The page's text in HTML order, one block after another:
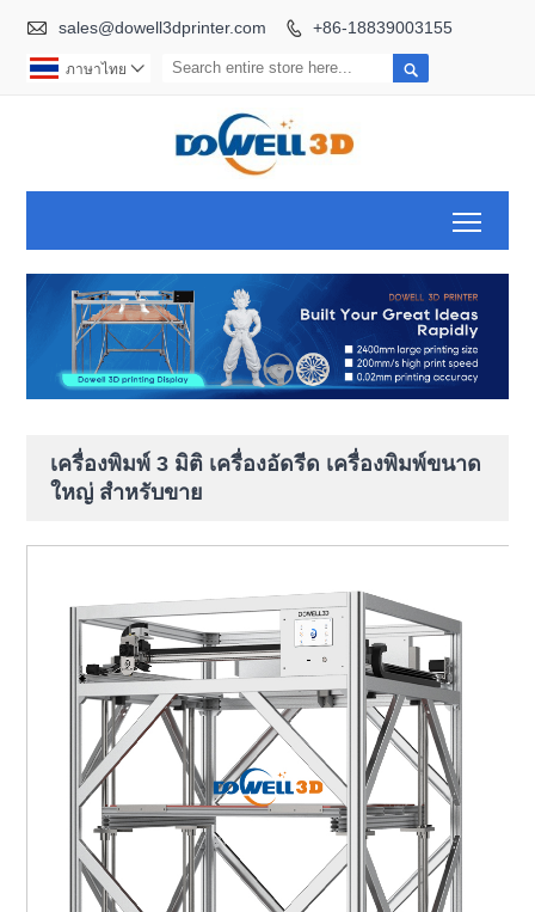
 sales@dowell3dprinter.com  +86-18839003155

ภาษาไทย 
เครื่องพิมพ์ 3 มิติ เครื่องอัดรีด เครื่องพิมพ์ขนาด
ใหญ่ สำหรับขาย